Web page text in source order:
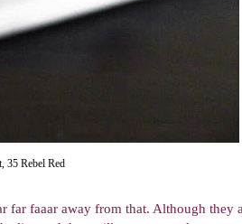
35 Rebel Red
far faaar away from that. Although they